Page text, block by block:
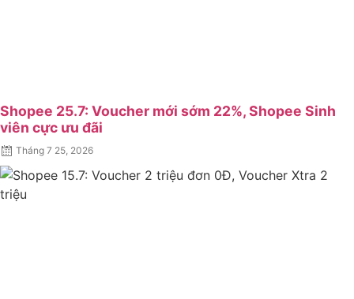
Shopee 25.7: Voucher mới sớm 22%, Shopee Sinh
viên cực ưu đãi
Posted
Tháng 7 25, 2026